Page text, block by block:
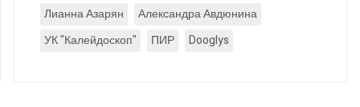
Лианна Азарян
Александра Авдюнина
УК "Калейдоскоп"
ПИР Dooglys